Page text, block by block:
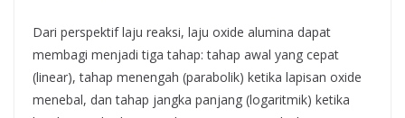
Dari perspektif laju reaksi, laju oxide alumina dapat
membagi menjadi tiga tahap: tahap awal yang cepat
(linear), tahap menengah (parabolik) ketika lapisan oxide
menebal, dan tahap jangka panjang (logaritmik) ketika